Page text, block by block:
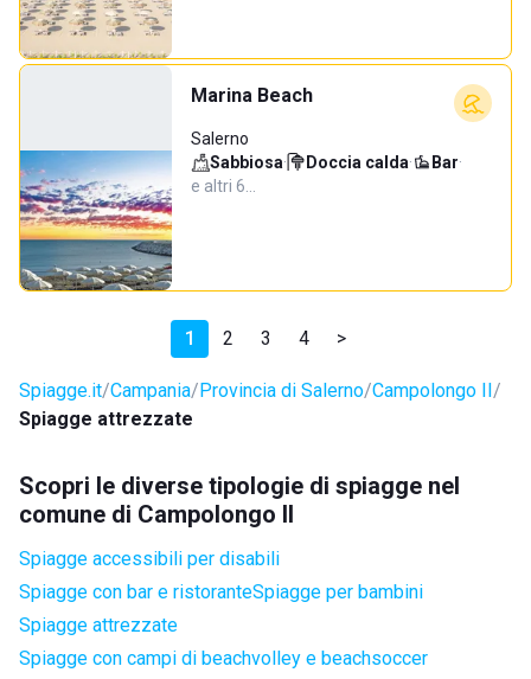
Marina Beach
Salerno
Sabbiosa· Doccia calda· Bar·
e altri 6…
1 2 3 4 >
Spiagge.it Campania Provincia di Salerno Campolongo II
Spiagge attrezzate
Scopri le diverse tipologie di spiagge nel
comune di Campolongo II
Spiagge accessibili per disabili
Spiagge con bar e ristoranteSpiagge per bambini
Spiagge attrezzate
Spiagge con campi di beachvolley e beachsoccer